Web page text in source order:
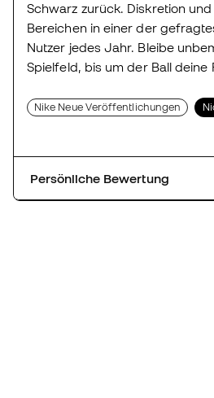
Schwarz zurück. Diskretion
Bereichen in einer der
Nutzer jedes Jahr. Bleibe
Spielfeld, bis um der Ball deine
Nike Neue Veröffentlichungen
Persönliche Bewertung